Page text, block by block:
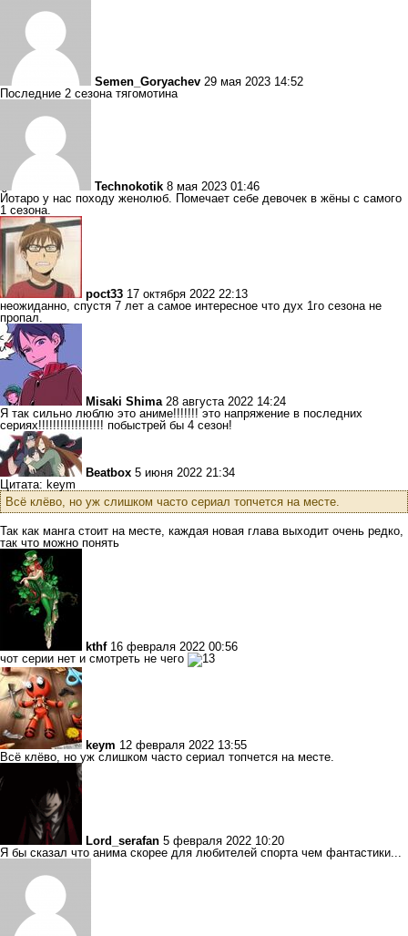
Semen_Goryachev 29 мая 2023 14:52
Последние 2 сезона тягомотина
Technokotik 8 мая 2023 01:46
Йотаро у нас походу женолюб. Помечает себе девочек в жёны с самого
1 сезона.
poct33 17 октября 2022 22:13
неожиданно, спустя 7 лет а самое интересное что дух 1го сезона не
пропал.
Misaki Shima 28 августа 2022 14:24
Я так сильно люблю это аниме!!!!!!! это напряжение в последних
сериях!!!!!!!!!!!!!!!!!! побыстрей бы 4 сезон!
Beatbox 5 июня 2022 21:34
Цитата: keym
Всё клёво, но уж слишком часто сериал топчется на месте.
Так как манга стоит на месте, каждая новая глава выходит очень редко,
так что можно понять
kthf 16 февраля 2022 00:56
чот серии нет и смотреть не чего
keym 12 февраля 2022 13:55
Всё клёво, но уж слишком часто сериал топчется на месте.
Lord_serafan 5 февраля 2022 10:20
Я бы сказал что анима скорее для любителей спорта чем фантастики...